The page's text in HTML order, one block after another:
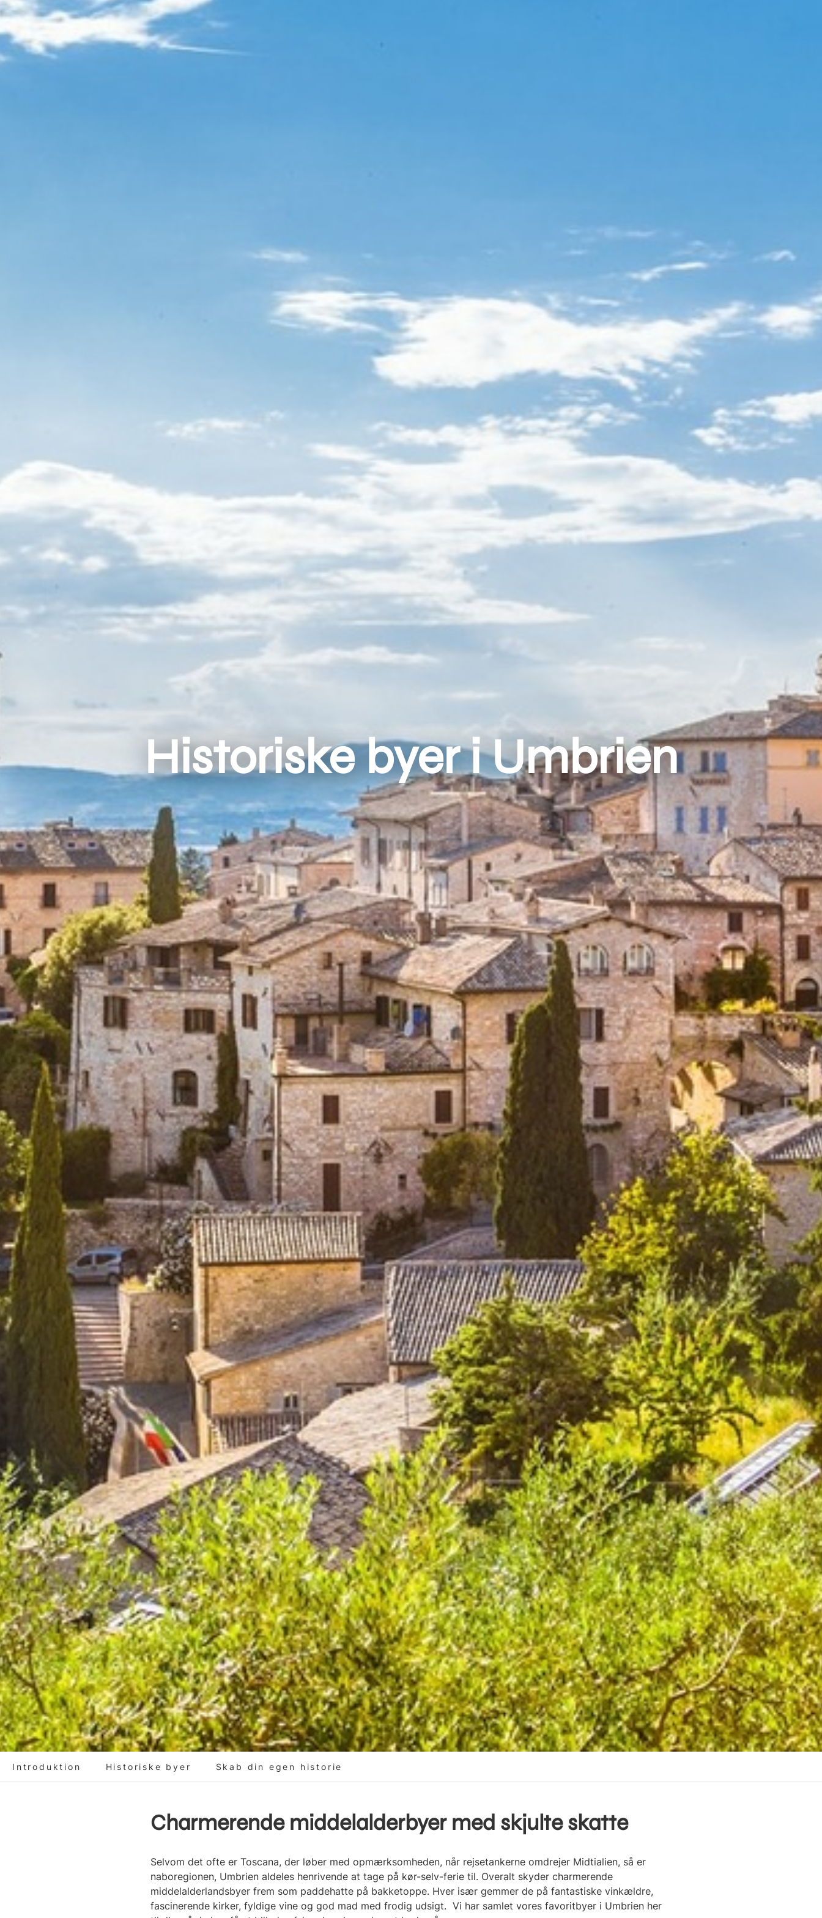
Historiske byer i Umbrien
Introduktion Historiske byer Skab din egen historie
Charmerende middelalderbyer med skjulte skatte
Selvom det ofte er Toscana, der løber med opmærksomheden, når rejsetankerne omdrejer Midtialien, så er
naboregionen, Umbrien aldeles henrivende at tage på kør-selv-ferie til. Overalt skyder charmerende
middelalderlandsbyer frem som paddehatte på bakketoppe. Hver især gemmer de på fantastiske vinkældre,
fascinerende kirker, fyldige vine og god mad med frodig udsigt. Vi har samlet vores favoritbyer i Umbrien her